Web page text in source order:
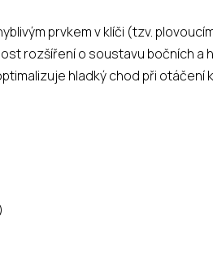
prvkem v klíči (tzv.
rozšíření o soustavu bočních a
hladký chod při otáčení